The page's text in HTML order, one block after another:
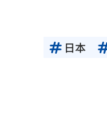
日本